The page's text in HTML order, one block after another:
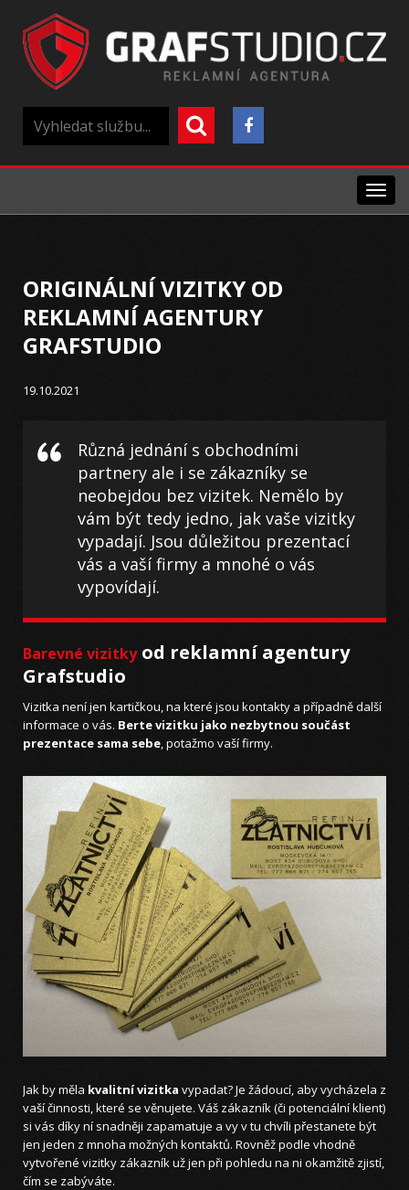
Menu
ORIGINÁLNÍ VIZITKY OD
REKLAMNÍ AGENTURY
GRAFSTUDIO
19.10.2021
Různá jednání s obchodními
partnery ale i se zákazníky se
neobejdou bez vizitek. Nemělo by
vám být tedy jedno, jak vaše vizitky
vypadají. Jsou důležitou prezentací
vás a vaší firmy a mnohé o vás
vypovídají.
Barevné vizitkyod reklamní agentury
Grafstudio
Vizitka není jen kartičkou, na které jsou kontakty a případně další
informace o vás. Berte vizitku jako nezbytnou součást
prezentace sama sebe, potažmo vaší firmy.
Jak by měla kvalitní vizitka vypadat? Je žádoucí, aby vycházela z
vaší činnosti, které se věnujete. Váš zákazník (či potenciální klient)
si vás díky ní snadněji zapamatuje a vy v tu chvíli přestanete být
jen jeden z mnoha možných kontaktů. Rovněž podle vhodně
vytvořené vizitky zákazník už jen při pohledu na ni okamžitě zjistí,
čím se zabýváte.